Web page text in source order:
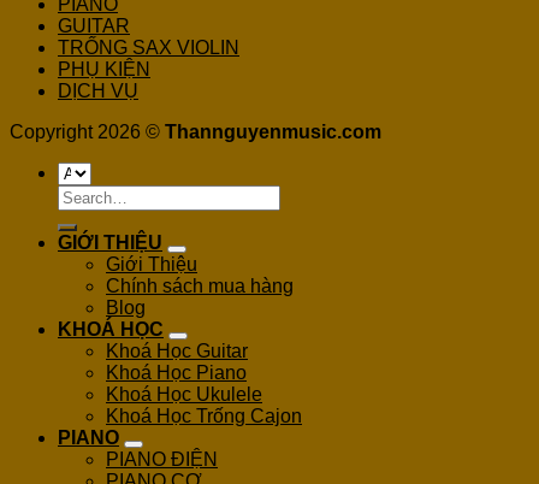
PIANO
GUITAR
TRỐNG SAX VIOLIN
PHỤ KIỆN
DỊCH VỤ
Copyright 2026 © Thannguyenmusic.com
Search
for:
GIỚI THIỆU
Giới Thiệu
Chính sách mua hàng
Blog
KHOÁ HỌC
Khoá Học Guitar
Khoá Học Piano
Khoá Học Ukulele
Khoá Học Trống Cajon
PIANO
PIANO ĐIỆN